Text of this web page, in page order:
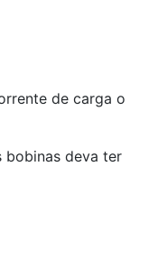
de carga o
bobinas deva ter